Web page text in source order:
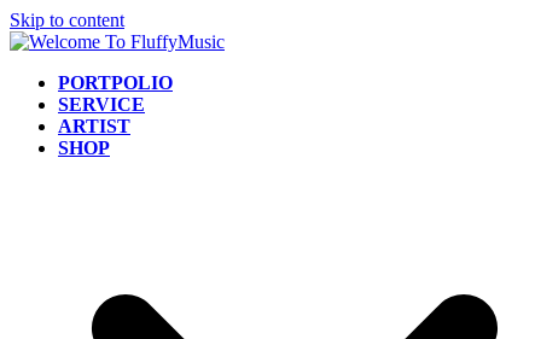
Skip to content
PORTPOLIO
SERVICE
ARTIST
SHOP